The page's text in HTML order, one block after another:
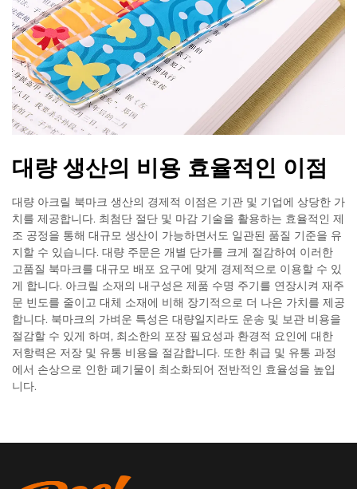
대량 생산의 비용 효율적인 이점
대량 아크릴 북마크 생산의 경제적 이점은 기관 및 기업에 상당한 가
치를 제공합니다. 최첨단 절단 및 마감 기술을 활용하는 효율적인 제
조 공정을 통해 대규모 생산이 가능하면서도 일관된 품질 기준을 유
지할 수 있습니다. 대량 주문은 개별 단가를 크게 절감하여 이러한
고품질 북마크를 대규모 배포 요구에 맞게 경제적으로 이용할 수 있
게 합니다. 아크릴 소재의 내구성은 제품 수명 주기를 연장시켜 재주
문 빈도를 줄이고 대체 소재에 비해 장기적으로 더 나은 가치를 제공
합니다. 북마크의 가벼운 특성은 대량일지라도 운송 및 보관 비용을
절감할 수 있게 하며, 최소한의 포장 필요성과 환경적 요인에 대한
저항력은 저장 및 유통 비용을 절감합니다. 또한 취급 및 유통 과정
에서 손상으로 인한 폐기물이 최소화되어 전반적인 효율성을 높입
니다.